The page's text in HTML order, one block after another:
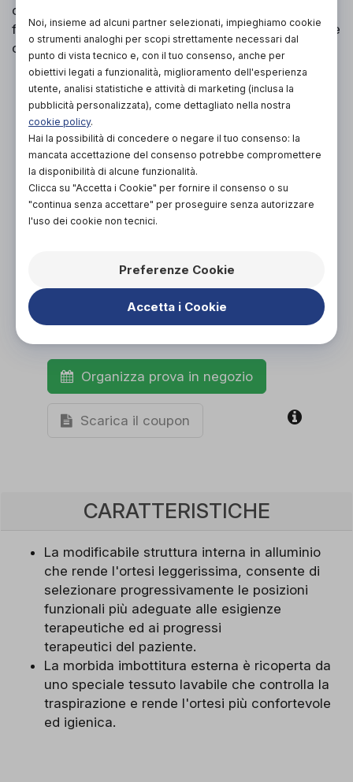
ortesi posizioni di scarico più stabili e valide,
funzionali e progressive per rispondere a traumi che
colpiscono polso, mano e dita.
PROVA E ACQUISTA IN NEGOZIO
DA137,00€
PROVA E NOLEGGIA IN NEGOZIO
NON DISPONIBILE
ACQUISTA ONLINE
NON DISPONIBILE
Organizza prova in negozio
Scarica il coupon
CARATTERISTICHE
La modificabile struttura interna in alluminio
che rende l'ortesi leggerissima, consente di
selezionare progressivamente le posizioni
funzionali più adeguate alle esigienze
terapeutiche ed ai progressi
terapeutici del paziente.
La morbida imbottitura esterna è ricoperta da
uno speciale tessuto lavabile che controlla la
traspirazione e rende l'ortesi più confortevole
ed igienica.
Noi, insieme ad alcuni partner selezionati, impieghiamo cookie
o strumenti analoghi per scopi strettamente necessari dal
punto di vista tecnico e, con il tuo consenso, anche per
obiettivi legati a funzionalità, miglioramento dell'esperienza
utente, analisi statistiche e attività di marketing (inclusa la
pubblicità personalizzata), come dettagliato nella nostra
cookie policy.
Hai la possibilità di concedere o negare il tuo consenso: la
mancata accettazione del consenso potrebbe compromettere
la disponibilità di alcune funzionalità.
Clicca su "Accetta i Cookie" per fornire il consenso o su
"continua senza accettare" per proseguire senza autorizzare
l'uso dei cookie non tecnici.
Preferenze Cookie
Accetta i Cookie